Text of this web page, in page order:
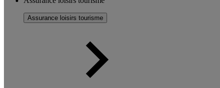
Assurance loisirs tourisme